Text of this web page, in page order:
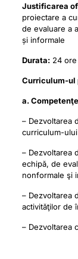
Justificarea
proiectare a
de evaluare a
și informale
Durata:24 ore
Curriculum-ul
a.
– Dezvoltarea
curriculum-
– Dezvoltarea
echipă, de
nonformale şi
– Dezvoltarea
activităţilor de
– Dezvoltarea